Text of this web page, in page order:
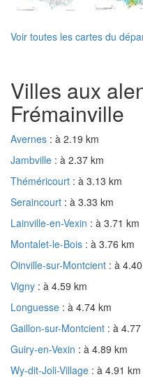
Voir toutes les cartes du
Villes aux
Frémainville
Avernes : à 2.19 km
Jambville : à 2.37 km
Théméricourt : à 3.13 km
Seraincourt : à 3.33 km
Lainville-en-Vexin : à 3.71 km
Montalet-le-Bois : à 3.76 km
Oinville-sur-Montcient : à
Vigny : à 4.59 km
Longuesse : à 4.74 km
Gaillon-sur-Montcient : à
Guiry-en-Vexin : à 4.89 km
Wy-dit-Joli-Village : à 4.91 km